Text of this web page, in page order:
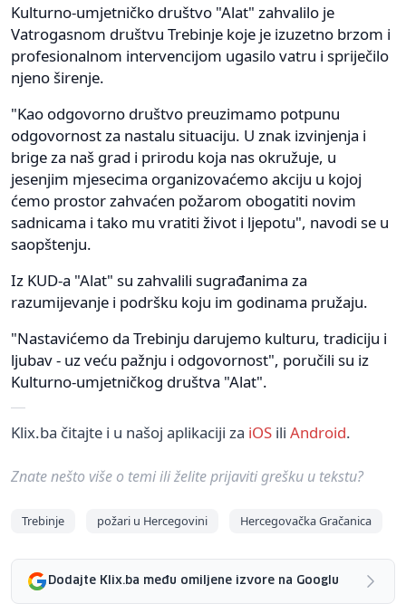
Kulturno-umjetničko društvo "Alat" zahvalilo je
Vatrogasnom društvu Trebinje koje je izuzetno brzom i
profesionalnom intervencijom ugasilo vatru i spriječilo
njeno širenje.
"Kao odgovorno društvo preuzimamo potpunu
odgovornost za nastalu situaciju. U znak izvinjenja i
brige za naš grad i prirodu koja nas okružuje, u
jesenjim mjesecima organizovaćemo akciju u kojoj
ćemo prostor zahvaćen požarom obogatiti novim
sadnicama i tako mu vratiti život i ljepotu", navodi se u
saopštenju.
Iz KUD-a "Alat" su zahvalili sugrađanima za
razumijevanje i podršku koju im godinama pružaju.
"Nastavićemo da Trebinju darujemo kulturu, tradiciju i
ljubav - uz veću pažnju i odgovornost", poručili su iz
Kulturno-umjetničkog društva "Alat".
Klix.ba čitajte i u našoj aplikaciji za iOS ili Android.
Znate nešto više o temi ili želite prijaviti grešku u tekstu?
Trebinje požari u Hercegovini Hercegovačka Gračanica
Dodajte Klix.ba među omiljene izvore na Googlu